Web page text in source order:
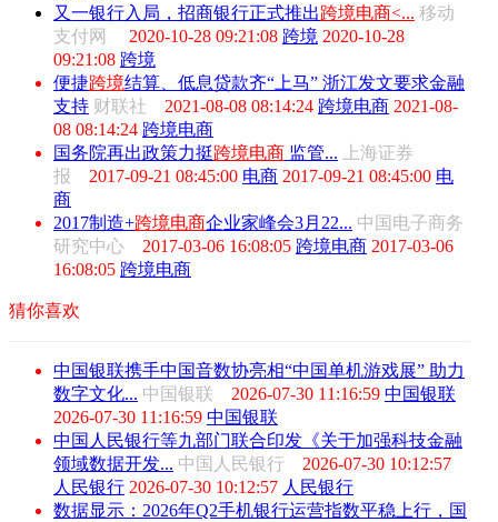
又一银行入局，招商银行正式推出跨境电商<... 移动
支付网 2020-10-28 09:21:08 跨境 2020-10-28
09:21:08 跨境
便捷跨境结算、低息贷款齐“上马” 浙江发文要求金融
支持 财联社 2021-08-08 08:14:24 跨境电商 2021-08-
08 08:14:24 跨境电商
国务院再出政策力挺跨境电商 监管...
上海证券
报 2017-09-21 08:45:00 电商 2017-09-21 08:45:00 电
商
2017制造+跨境电商企业家峰会3月22... 中国电子商务
研究中心 2017-03-06 16:08:05 跨境电商 2017-03-06
16:08:05 跨境电商
猜你喜欢
中国银联携手中国音数协亮相“中国单机游戏展” 助力
数字文化... 中国银联 2026-07-30 11:16:59 中国银联
2026-07-30 11:16:59 中国银联
中国人民银行等九部门联合印发《关于加强科技金融
领域数据开发... 中国人民银行 2026-07-30 10:12:57
人民银行 2026-07-30 10:12:57 人民银行
数据显示：2026年Q2手机银行运营指数平稳上行，国